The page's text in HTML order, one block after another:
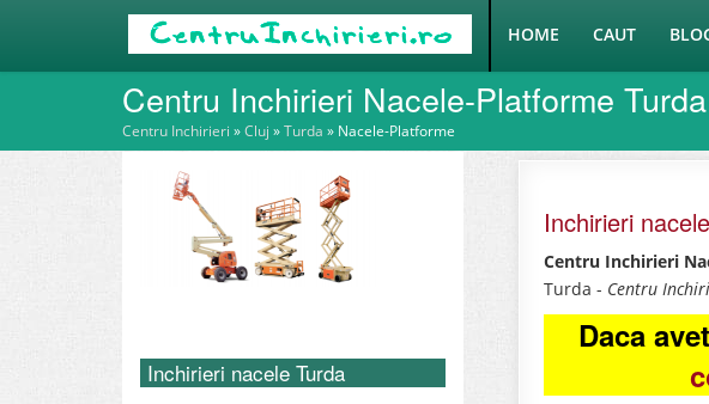
HOME CAUT
Centru Inchirieri Nacele-Platforme Turda
Centru Inchirieri »Cluj »Turda » Nacele-Platforme
Inchirieri nacele Turda
Inchirieri
Centru Inchirieri
Turda - Centru
Daca